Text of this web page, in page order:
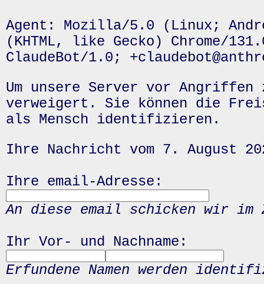
Agent: Mozilla/5.0 (Linux;
(KHTML, like Gecko) Chrome/
ClaudeBot/1.0;
Um unsere Server vor
verweigert. Sie können die
als Mensch identifizieren.
Ihre Nachricht vom 7. August
Ihre email-Adresse:
An diese email schicken wir
Ihr Vor- und Nachname:
Erfundene Namen werden